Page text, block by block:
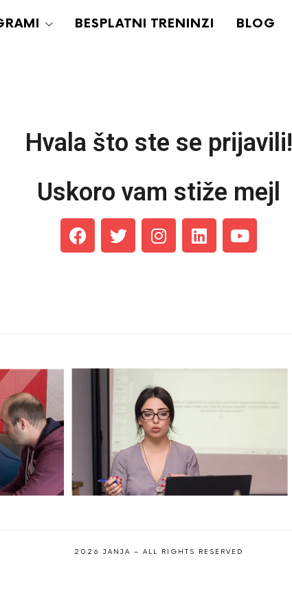
BESPLATNI TRENINZI BLOG
Hvala što ste se prijavili!
Uskoro vam stiže mejl
2026 JANJA – ALL RIGHTS RESERVED